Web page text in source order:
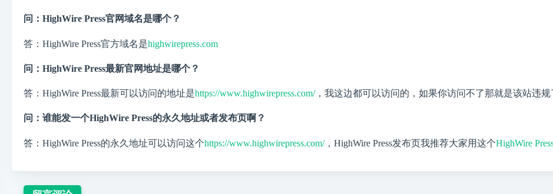
问：HighWire Press官网域名是哪个？
答：HighWire Press官方域名是highwirepress.com
问：HighWire Press最新官网地址是哪个？
答：HighWire Press最新可以访问的地址是https://www.highwirepress.com/，我这边都可以访问的，如果你访问不了那就是该站违规
问：谁能发一个HighWire Press的永久地址或者发布页啊？
答：HighWire Press的永久地址可以访问这个https://www.highwirepress.com/，HighWire Press发布页我推荐大家用这个HighWire